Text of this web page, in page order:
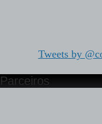
Tweets by
Parceiros